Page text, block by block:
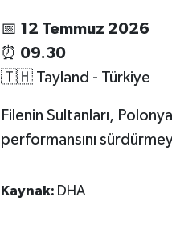
📅 12 Temmuz 2026
⏰ 09.30
🇹🇭 Tayland - Türkiye
Filenin Sultanları,
performansını
Kaynak: DHA